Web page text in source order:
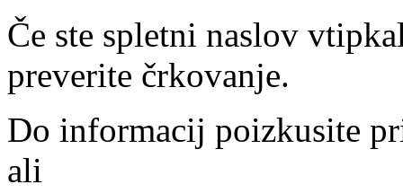
Če ste spletni naslov
preverite črkovanje.
Do informacij poizkusite
ali